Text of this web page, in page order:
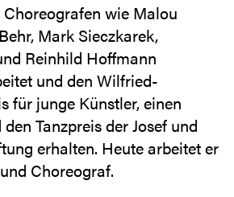
wie Malou
Mark Sieczkarek,
Reinhild Hoffmann
und den Wilfried-
für junge Künstler, einen
Tanzpreis der Josef und
erhalten. Heute arbeitet er
Choreograf.